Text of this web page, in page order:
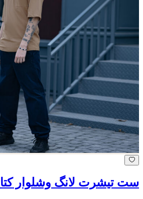
ست تیشرت لانگ وشلوار کتان